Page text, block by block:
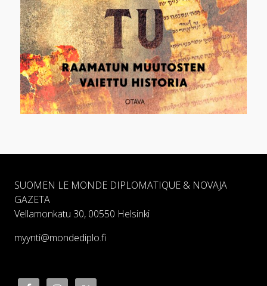
SUOMEN LE MONDE DIPLOMATIQUE & NOVAJA
GAZETA
Vellamonkatu 30, 00550 Helsinki
myynti@mondediplo.fi